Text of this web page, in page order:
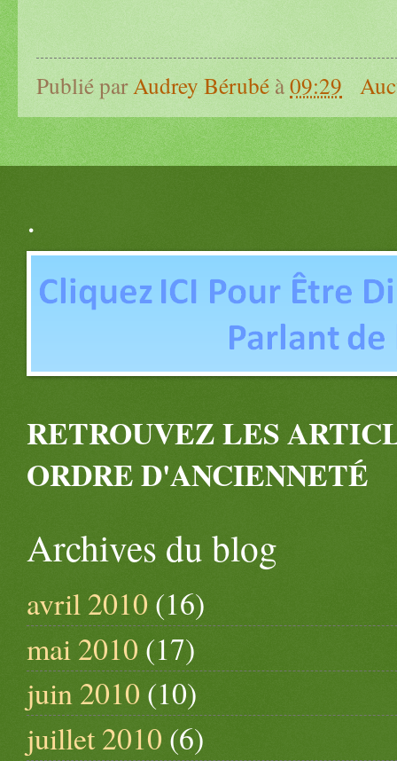
Publié par Audrey Bérubé à09:29
.
RETROUVEZ LES
ORDRE D'ANCIENNETÉ
Archives du blog
avril 2010 (16)
mai 2010 (17)
juin 2010 (10)
juillet 2010 (6)